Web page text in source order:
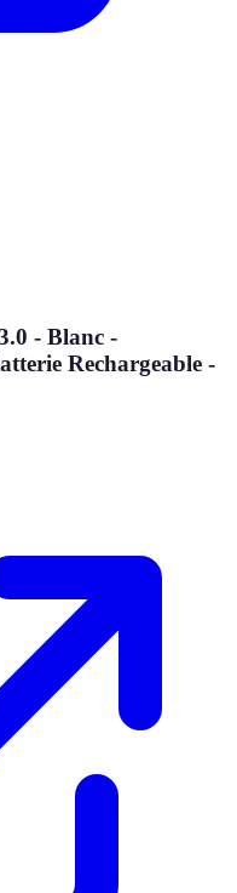
- Blanc -
Rechargeable -